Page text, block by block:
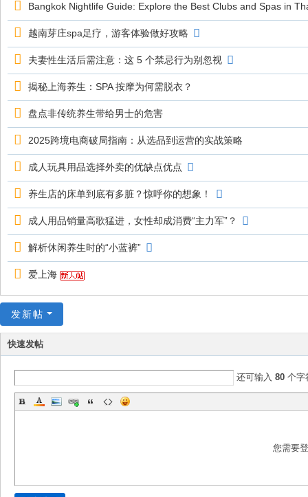
Bangkok Nightlife Guide: Explore the Best Clubs and Spas in
越南芽庄spa足疗，游客体验做好攻略
夫妻性生活后需注意：这 5 个禁忌行为别忽视
揭秘上海养生：SPA 按摩为何需脱衣？
盘点非传统养生带给男士的危害
2025跨境电商破局指南：从选品到运营的实战策略
成人玩具用品选择外卖的优缺点优点
养生店的床单到底有多脏？惊呼你的想象！
成人用品销量高歌猛进，女性却成消费“主力军”？
解析休闲养生时的“小蓝裤”
爱上海
发新帖
快速发帖
还可输入 80个字
您需要